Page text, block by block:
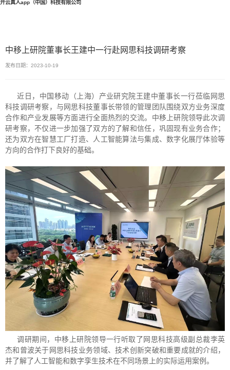
开云真人app（中国）科技有限公司
中移上研院董事长王建中一行赴网思科技调研考察
发布日期：2023-10-19
近日，中国移动（上海）产业研究院王建中董事长一行莅临网思
科技调研考察，与网思科技董事长带领的管理团队围绕双方业务深度
合作和产业发展等方面进行全面热烈的交流。中移上研院领导此次调
研考察，不仅进一步加强了双方的了解和信任，巩固现有业务合作；
还为双方在智慧工厂打造、人工智能算法与集成、数字化展厅体验等
方向的合作打下良好的基础。
调研期间，中移上研院领导一行听取了网思科技高级副总裁李英
杰和曾波关于网思科技业务领域、技术创新突破和重要成就的介绍，
并了解了人工智能和数字孪生技术在不同场景上的实际运用案例。